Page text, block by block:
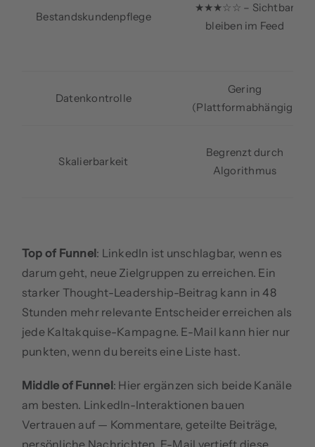
Bestandskundenpflege
★★★☆☆ – Sichtbar
bleiben im Feed
Datenkontrolle
Gering
(Plattformabhängig)
Skalierbarkeit
Begrenzt durch
Algorithmus
Top of Funnel: LinkedIn ist unschlagbar, wenn es
darum geht, neue Zielgruppen zu erreichen. Ein
starker Thought-Leadership-Beitrag kann in 48
Stunden mehr relevante Entscheider erreichen als
jede Kaltakquise-Kampagne. E-Mail kann hier nur
punkten, wenn du bereits eine Liste hast.
Middle of Funnel: Hier ergänzen sich beide Kanäle
am besten. LinkedIn-Interaktionen bauen
Vertrauen auf — Kommentare, geteilte Beiträge,